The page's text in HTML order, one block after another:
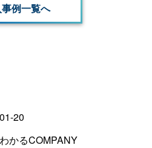
例一覧へ
20
かるCOMPANY